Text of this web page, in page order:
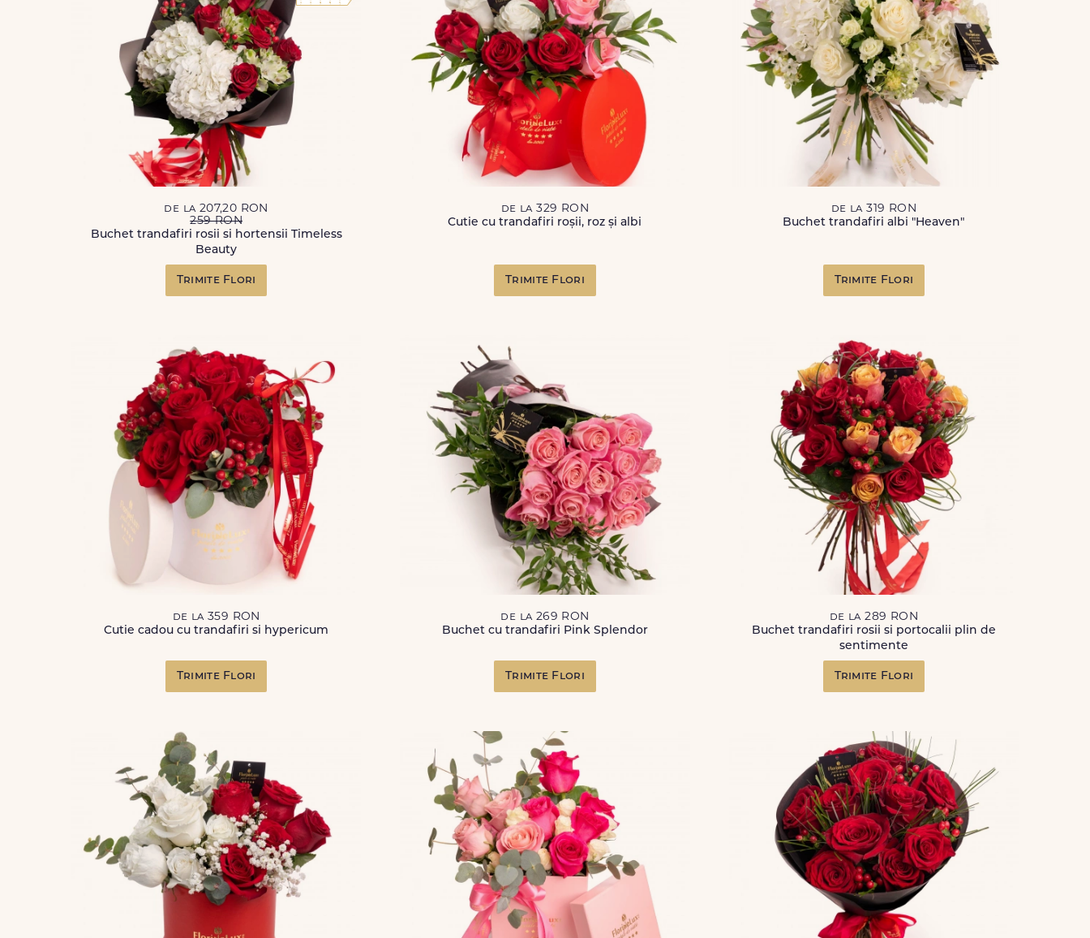
de la 207,20 RON
259 RON
Buchet trandafiri rosii si hortensii Timeless
Beauty
Trimite Flori
de la 329 RON
Cutie cu trandafiri roșii, roz și albi
Trimite Flori
de la 319 RON
Buchet trandafiri albi "Heaven"
Trimite Flori
de la 359 RON
Cutie cadou cu trandafiri si hypericum
Trimite Flori
de la 269 RON
Buchet cu trandafiri Pink Splendor
Trimite Flori
de la 289 RON
Buchet trandafiri rosii si portocalii plin de
sentimente
Trimite Flori